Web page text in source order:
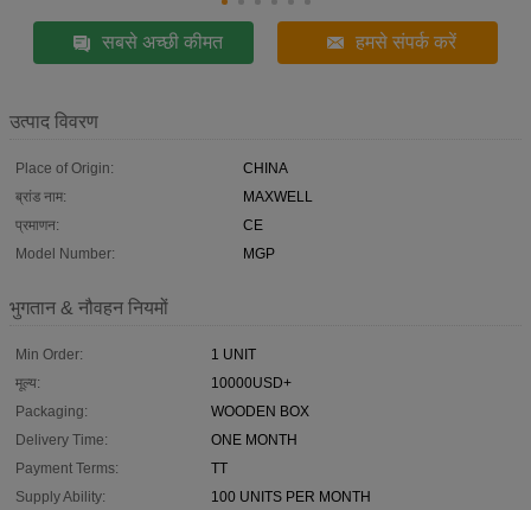
सबसे अच्छी कीमत हमसे संपर्क करें
उत्पाद विवरण
Place of Origin:
CHINA
ब्रांड नाम:
MAXWELL
प्रमाणन:
CE
Model Number:
MGP
भुगतान & नौवहन नियमों
Min Order:
1 UNIT
मूल्य:
10000USD+
Packaging:
WOODEN BOX
Delivery Time:
ONE MONTH
Payment Terms:
TT
Supply Ability:
100 UNITS PER MONTH